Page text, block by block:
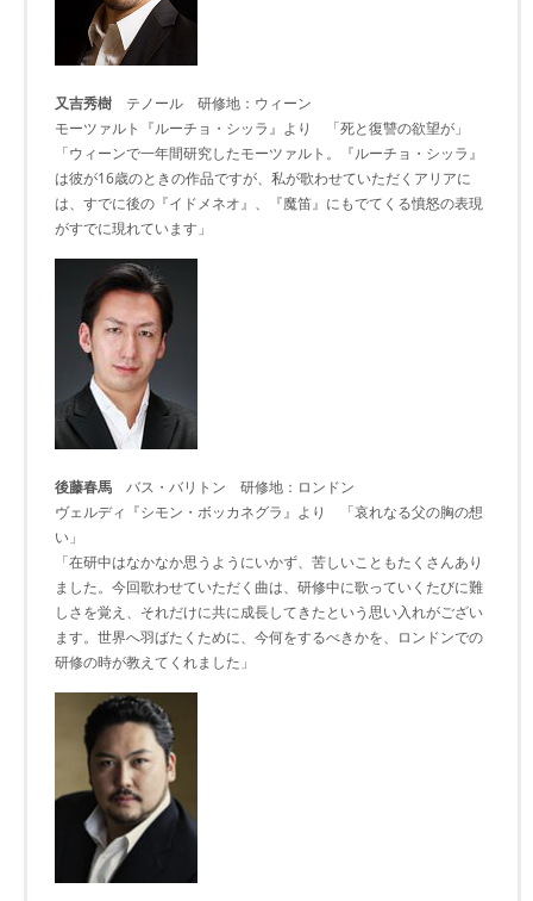
又吉秀樹 テノール 研修地：ウィーン
モーツァルト『ルーチョ・シッラ』より 「死と復讐の欲望が」
「ウィーンで一年間研究したモーツァルト。『ルーチョ・シッラ』
は彼が16歳のときの作品ですが、私が歌わせていただくアリアに
は、すでに後の『イドメネオ』、『魔笛』にもでてくる憤怒の表現
がすでに現れています」
後藤春馬 バス・バリトン 研修地：ロンドン
ヴェルディ『シモン・ボッカネグラ』より 「哀れなる父の胸の想
い」
「在研中はなかなか思うようにいかず、苦しいこともたくさんあり
ました。今回歌わせていただく曲は、研修中に歌っていくたびに難
しさを覚え、それだけに共に成長してきたという思い入れがござい
ます。世界へ羽ばたくために、今何をするべきかを、ロンドンでの
研修の時が教えてくれました」